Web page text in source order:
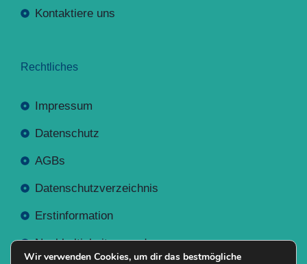
Kontaktiere uns
Rechtliches
Impressum
Datenschutz
AGBs
Datenschutzverzeichnis
Erstinformation
Nachhaltigkeitsverordnung
Wir verwenden Cookies, um dir das bestmögliche